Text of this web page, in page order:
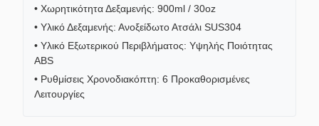
• Χωρητικότητα Δεξαμενής: 900ml / 30oz
• Υλικό Δεξαμενής: Ανοξείδωτο Ατσάλι SUS304
• Υλικό Εξωτερικού Περιβλήματος: Υψηλής Ποιότητας
ABS
• Ρυθμίσεις Χρονοδιακόπτη: 6 Προκαθορισμένες
Λειτουργίες